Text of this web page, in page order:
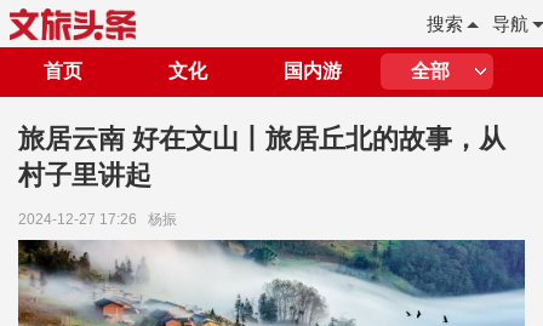
导航
搜索
首页 文化 国内游 全部
旅居云南 好在文山丨旅居丘北的故事，从
村子里讲起
2024-12-27 17:26 杨振